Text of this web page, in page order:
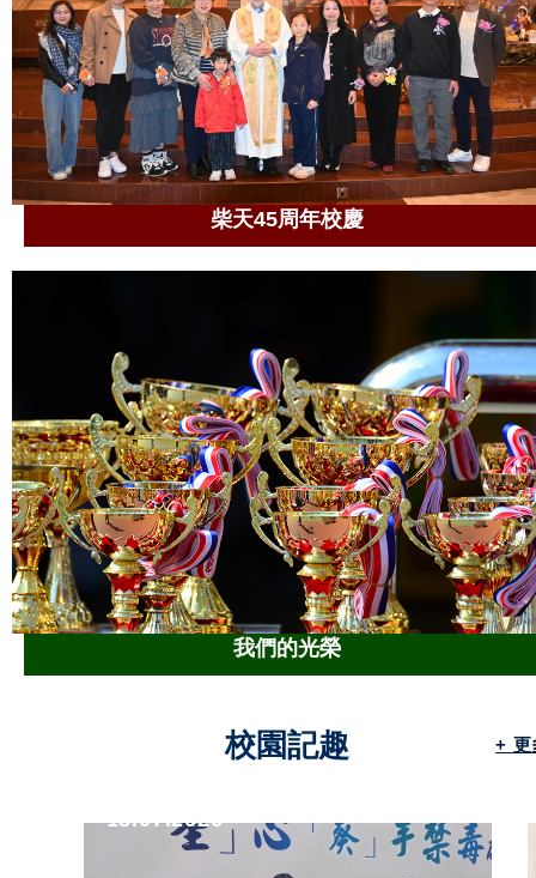
柴天45周年校慶
我們的光榮
校園記趣 + 更
18.07.2026